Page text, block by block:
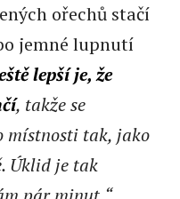
ořechů stačí
jemné lupnutí
lepší je, že
, takže se
místnosti tak, jako
Úklid je tak